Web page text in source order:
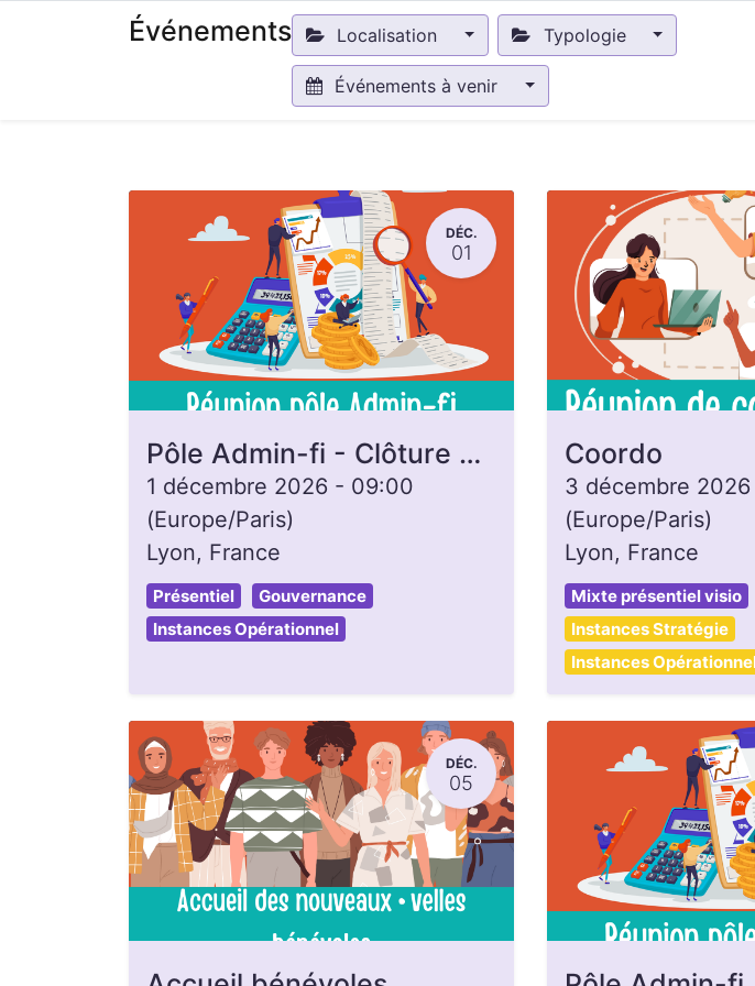
Événements Localisation Typologie
Événements à venir
DÉC.
01
Pôle Admin-fi - Clôture de caisse
1 décembre 2026 - 09:00
(Europe/Paris)
Lyon, France
Présentiel
Gouvernance
Instances Opérationnel
Coordo
3 décembre 2026
(Europe/Paris)
Lyon, France
Mixte présentiel visio
Instances Stratégie
Instances
DÉC.
05